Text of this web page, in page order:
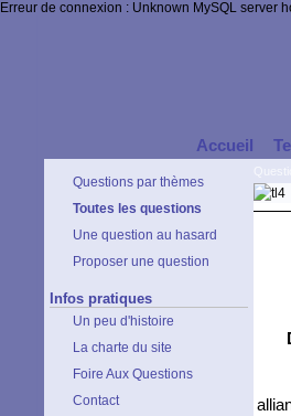
Erreur de connexion : Unknown MySQL server
Accueil
Questions par thèmes
Toutes les questions
Une question au hasard
Proposer une question
Infos pratiques
Un peu d'histoire
La charte du site
Foire Aux Questions
Contact